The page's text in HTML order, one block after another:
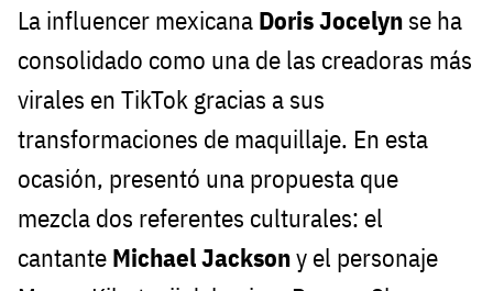
La influencer mexicana Doris Jocelyn se ha
consolidado como una de las creadoras más
virales en TikTok gracias a sus
transformaciones de maquillaje. En esta
ocasión, presentó una propuesta que
mezcla dos referentes culturales: el
cantante Michael Jacksony el personaje